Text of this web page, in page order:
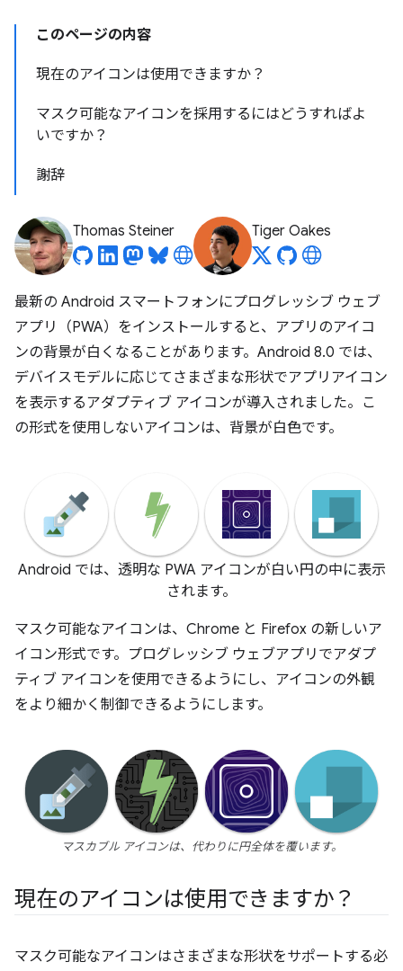
このページの内容
現在のアイコンは使用できますか？
マスク可能なアイコンを採用するにはどうすればよ
いですか？
謝辞
Thomas Steiner Tiger Oakes
最新の Android スマートフォンにプログレッシブ ウェブ
アプリ（PWA）をインストールすると、アプリのアイコ
ンの背景が白くなることがあります。Android 8.0 では、
デバイスモデルに応じてさまざまな形状でアプリアイコン
を表示するアダプティブ アイコンが導入されました。こ
の形式を使用しないアイコンは、背景が白色です。
Android では、透明な PWA アイコンが白い円の中に表示
されます。
マスク可能なアイコンは、Chrome と Firefox の新しいア
イコン形式です。プログレッシブ ウェブアプリでアダプ
ティブ アイコンを使用できるようにし、アイコンの外観
をより細かく制御できるようにします。
マスカブル アイコンは、代わりに円全体を覆います。
現在のアイコンは使用できますか？
マスク可能なアイコンはさまざまな形状をサポートする必